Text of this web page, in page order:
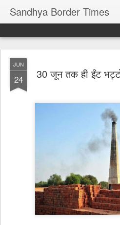
Sandhya Border Times
JUN
24 30 जून तक ही ईंट